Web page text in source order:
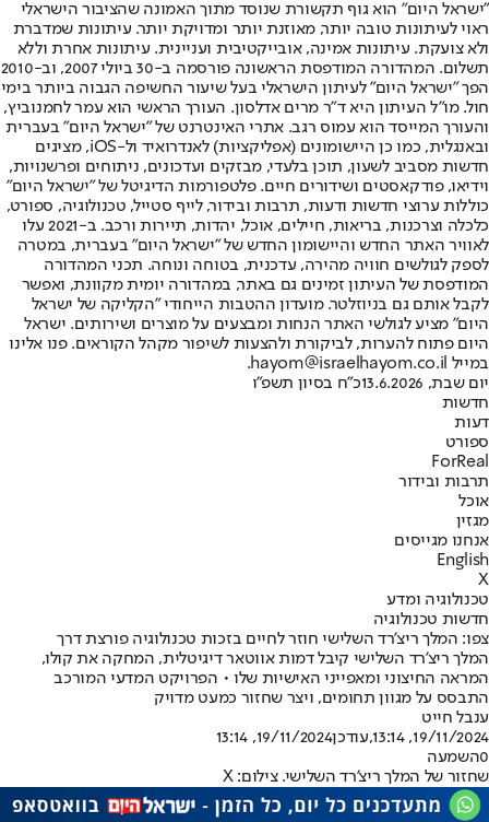
"ישראל היום" הוא גוף תקשורת שנוסד מתוך האמונה שהציבור הישראלי
ראוי לעיתונות טובה יותר, מאוזנת יותר ומדויקת יותר. עיתונות שמדברת
ולא צועקת. עיתונות אמינה, אובייקטיבית ועניינית. עיתונות אחרת וללא
תשלום. המהדורה המודפסת הראשונה פורסמה ב-30 ביולי 2007, וב-2010
הפך "ישראל היום" לעיתון הישראלי בעל שיעור החשיפה הגבוה ביותר בימי
חול. מו"ל העיתון היא ד"ר מרים אדלסון. העורך הראשי הוא עמר לחמנוביץ,
והעורך המייסד הוא עמוס רגב. אתרי האינטרנט של "ישראל היום" בעברית
ובאנגלית, כמו כן היישומונים (אפליקציות) לאנדרואיד ול-iOS, מציגים
חדשות מסביב לשעון, תוכן בלעדי, מבזקים ועדכונים, ניתוחים ופרשנויות,
וידיאו, פודקאסטים ושידורים חיים. פלטפורמות הדיגיטל של "ישראל היום"
כוללות ערוצי חדשות ודעות, תרבות ובידור, לייף סטייל, טכנולוגיה, ספורט,
כלכלה וצרכנות, בריאות, חיילים, אוכל, יהדות, תיירות ורכב. ב-2021 עלו
לאוויר האתר החדש והיישומון החדש של "ישראל היום" בעברית, במטרה
לספק לגולשים חוויה מהירה, עדכנית, בטוחה ונוחה. תכני המהדורה
המודפסת של העיתון זמינים גם באתר, במהדורה יומית מקוונת, ואפשר
לקבל אותם גם בניוזלטר. מועדון ההטבות הייחודי "הקליקה של ישראל
היום" מציע לגולשי האתר הנחות ומבצעים על מוצרים ושירותים. ישראל
היום פתוח להערות, לביקורת ולהצעות לשיפור מקהל הקוראים. פנו אלינו
במייל hayom@israelhayom.co.il.
יום שבת, 13.6.2026
כ"ח בסיון תשפ"ו
חדשות
דעות
ספורט
ForReal
תרבות ובידור
אוכל
מגזין
אנחנו מגייסים
English
X
טכנולוגיה ומדע
חדשות טכנולוגיה
צפו: המלך ריצ'רד השלישי חוזר לחיים בזכות טכנולוגיה פורצת דרך
המלך ריצ'רד השלישי קיבל דמות אווטאר דיגיטלית, המחקה את קולו,
המראה החיצוני ומאפייני האישיות שלו • הפרויקט המדעי המורכב
התבסס על מגוון תחומים, ויצר שחזור כמעט מדויק
ענבל חייט
19/11/2024, 13:14
,עודכן19/11/2024, 13:14
0השמעה
שחזור של המלך ריצ'רד השלישי. צילום: X